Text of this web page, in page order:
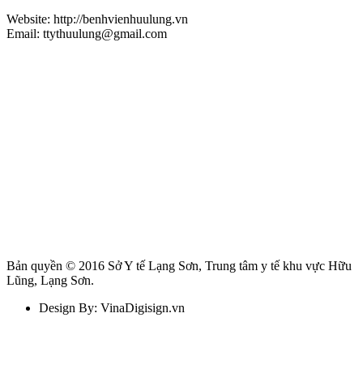
Website: http://benhvienhuulung.vn
Email: ttythuulung@gmail.com
Bản quyền © 2016 Sở Y tế Lạng Sơn, Trung tâm y tế khu vực Hữu
Lũng, Lạng Sơn.
Design By: VinaDigisign.vn